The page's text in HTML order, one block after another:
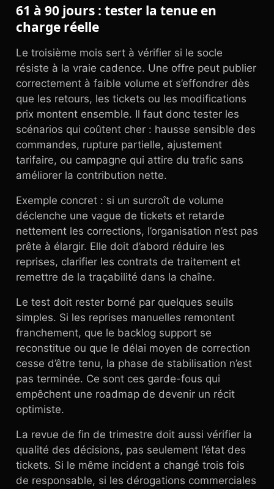
61 à 90 jours : tester la tenue en
charge réelle
Le troisième mois sert à vérifier si le socle
résiste à la vraie cadence. Une offre peut publier
correctement à faible volume et s’effondrer dès
que les retours, les tickets ou les modifications
prix montent ensemble. Il faut donc tester les
scénarios qui coûtent cher : hausse sensible des
commandes, rupture partielle, ajustement
tarifaire, ou campagne qui attire du trafic sans
améliorer la contribution nette.
Exemple concret : si un surcroît de volume
déclenche une vague de tickets et retarde
nettement les corrections, l’organisation n’est pas
prête à élargir. Elle doit d’abord réduire les
reprises, clarifier les contrats de traitement et
remettre de la traçabilité dans la chaîne.
Le test doit rester borné par quelques seuils
simples. Si les reprises manuelles remontent
franchement, que le backlog support se
reconstitue ou que le délai moyen de correction
cesse d’être tenu, la phase de stabilisation n’est
pas terminée. Ce sont ces garde-fous qui
empêchent une roadmap de devenir un récit
optimiste.
La revue de fin de trimestre doit aussi vérifier la
qualité des décisions, pas seulement l’état des
tickets. Si le même incident a changé trois fois
de responsable, si les dérogations commerciales